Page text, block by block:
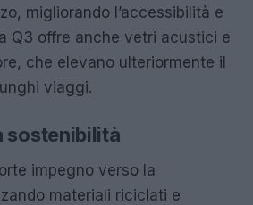
migliorando l’accessibilità e
Q3 offre anche vetri acustici e
che elevano ulteriormente il
viaggi.
sostenibilità
impegno verso la
materiali riciclati e